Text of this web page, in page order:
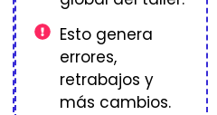
Esto genera
errores,
retrabajos y
más cambios.